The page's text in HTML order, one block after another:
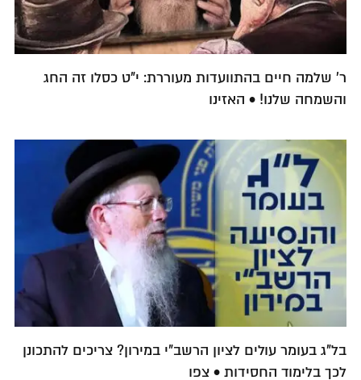
ר' שלמה חיים בהתוועדות מעוררת: י"ט כסלו זה החג
והשמחה שלנו! • האזינו
בל"ג בעומר עולים לציון הרשב"י במירון? צריכים להתכונן
לכך בלימוד החסידות • צפו